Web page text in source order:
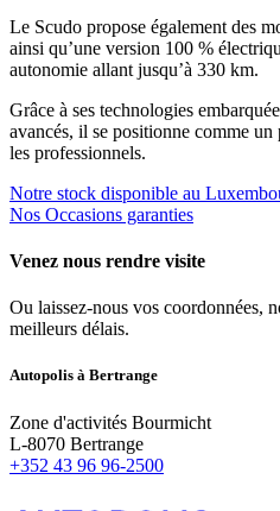
Le Scudo propose également des
ainsi qu’une version 100 %
autonomie allant jusqu’à 330 km.
Grâce à ses technologies
avancés, il se positionne comme
les professionnels.
Notre stock disponible au
Nos Occasions garanties
Venez nous rendre visite
Ou laissez-nous vos coordonnées,
meilleurs délais.
Autopolis à Bertrange
Zone d'activités Bourmicht
L-8070 Bertrange
+352 43 96 96-2500